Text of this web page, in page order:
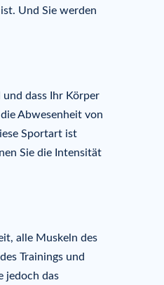
ist. Und Sie werden
und dass Ihr Körper
Abwesenheit von
Sportart ist
Sie die Intensität
alle Muskeln des
Trainings und
jedoch das